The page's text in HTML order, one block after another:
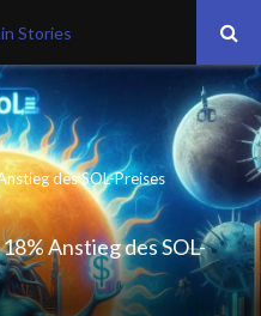
des SOL-Preises
Anstieg des SOL-